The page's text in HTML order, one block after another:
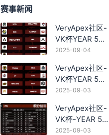
赛事新闻
VeryApex社区-
VK杯YEAR 5
PRO训练赛
2025-09-04
VeryApex社区-
VK杯YEAR 5
PRO训练赛
2025-09-03
VeryApex社区-
VK杯-YEAR 5
PRO训练赛
2025-09-03